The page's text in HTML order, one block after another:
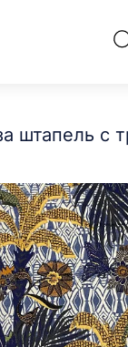
штапель с